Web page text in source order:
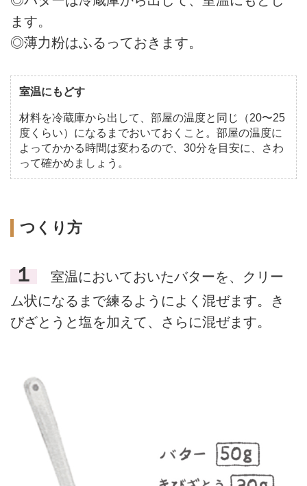
ます。
◎薄力粉はふるっておきます。
室温にもどす
材料を冷蔵庫から出して、部屋の温度と同じ（20〜25
度くらい）になるまでおいておくこと。部屋の温度に
よってかかる時間は変わるので、30分を目安に、さわ
って確かめましょう。
つくり方
１
室温においておいたバターを、クリー
ム状になるまで練るようによく混ぜます。き
びざとうと塩を加えて、さらに混ぜます。